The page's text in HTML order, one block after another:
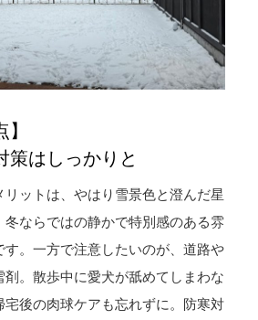
策はしっかりと
ットは、やはり雪景色と澄んだ星
冬ならではの静かで特別感のある雰
す。一方で注意したいのが、道路や
剤。散歩中に愛犬が舐めてしまわな
宅後の肉球ケアも忘れずに。防寒対